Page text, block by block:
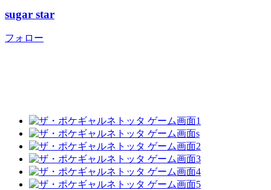
sugar star
フォロー